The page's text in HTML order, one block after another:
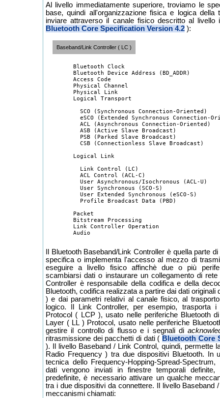
Al livello immediatamente superiore, troviamo le
base, quindi all'organizzazione fisica e logica della
inviare attraverso il canale fisico descritto al livello
Bluetooth Core Specification Version 4.2 ):
Baseband/Link Controller ( LC )
Il Bluetooth Baseband/Link Controller è quella parte
specifica o implementa l'accesso al mezzo di
eseguire a livello fisico affinchè due o più
scambiarsi dati o instaurare un collegamento di
Controller è responsabile della codifica e della
Bluetooth, codifica realizzata a partire dai dati originali
) e dai parametri relativi al canale fisico, al
logico. Il Link Controller, per esempio, trasporta
Protocol ( LCP ), usato nelle periferiche Bluetooth
Layer ( LL ) Protocol, usato nelle periferiche
gestire il controllo di flusso e i segnali di
ritrasmissione dei pacchetti di dati ( Bluetooth Core
). Il livello Baseband / Link Control, quindi, permette
Radio Frequency ) tra due dispositivi Bluetooth. In
tecnica dello Frequency-Hopping-Spread-
dati vengono inviati in finestre temporali definite,
predefinite, è necessario attivare un qualche
tra i due dispositivi da connettere. Il livello Baseband
meccanismi chiamati: